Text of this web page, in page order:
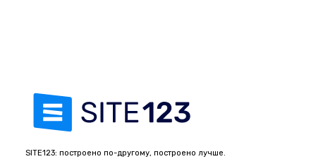
SITE123: построено по-другому, построено лучше.